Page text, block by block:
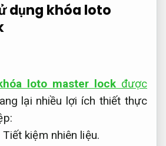
dụng khóa loto
loto master lock được
lại nhiều lợi ích thiết thực
Tiết kiệm nhiên liệu.